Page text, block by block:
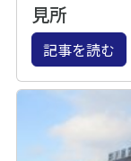
見所
記事を読む